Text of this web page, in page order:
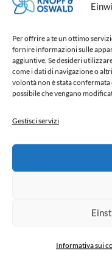
Per offrire a te un ottimo
fornire informazioni sulle
aggiuntive. Se desideri
come i dati di navigazione o
volontà non è stata confermata
possibile che vengano
Gestisci servizi
Informativa sui
generazione di
resistente.